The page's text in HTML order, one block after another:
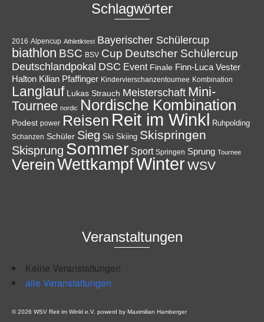
Schlagwörter
2016 Alpencup Athletiktest Bayerischer Schülercup
biathlon BSC BSV Cup Deutscher Schülercup
Deutschlandpokal DSC Event Finale Finn-Luca Vester
Halton Kilian Pfaffinger Kindervierschanzentournee Kombination
Langlauf Lukas Strauch Meisterschaft Mini-
Tournee nordic Nordische Kombination
Podest power Reisen Reit im Winkl Ruhpolding
Schanzen Schüler Sieg Ski Skiing Skispringen
Skisprung Sommer Sport Springen Sprung Tournee
VereinWettkampfWinterWSV
Veranstaltungen
Keine Veranstaltungen
alle Veranstaltungen
© 2026 WSV Reit im Winkl e.V. powerd by Maximilian Hamberger